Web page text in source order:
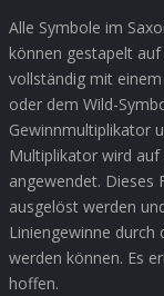
Alle Symbole im
können gestapelt auf
vollständig mit
oder dem Wild-
Gewinnmultiplikator
Multiplikator wird
angewendet. Dieses
ausgelöst werden
Liniengewinne
werden können. Es
hoffen.